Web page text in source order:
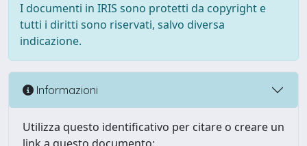
I documenti in IRIS sono protetti da copyright e
tutti i diritti sono riservati, salvo diversa
indicazione.
Informazioni
Utilizza questo identificativo per citare o creare un